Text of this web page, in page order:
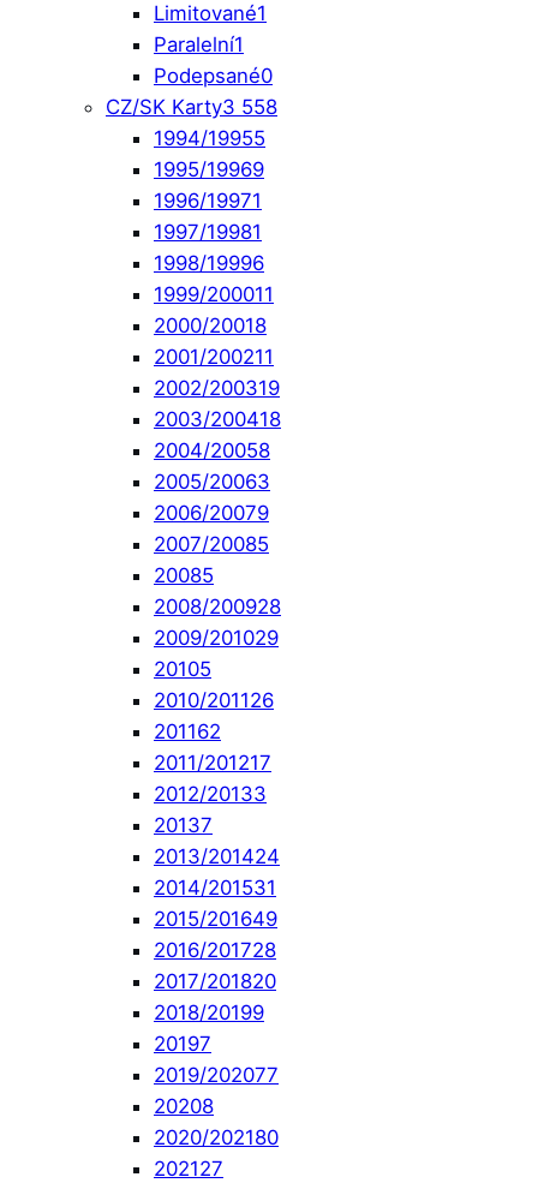
Limitované1
Paralelní1
Podepsané0
CZ/SK Karty3 558
1994/19955
1995/19969
1996/19971
1997/19981
1998/19996
1999/200011
2000/20018
2001/200211
2002/200319
2003/200418
2004/20058
2005/20063
2006/20079
2007/20085
20085
2008/200928
2009/201029
20105
2010/201126
201162
2011/201217
2012/20133
20137
2013/201424
2014/201531
2015/201649
2016/201728
2017/201820
2018/20199
20197
2019/202077
20208
2020/202180
202127